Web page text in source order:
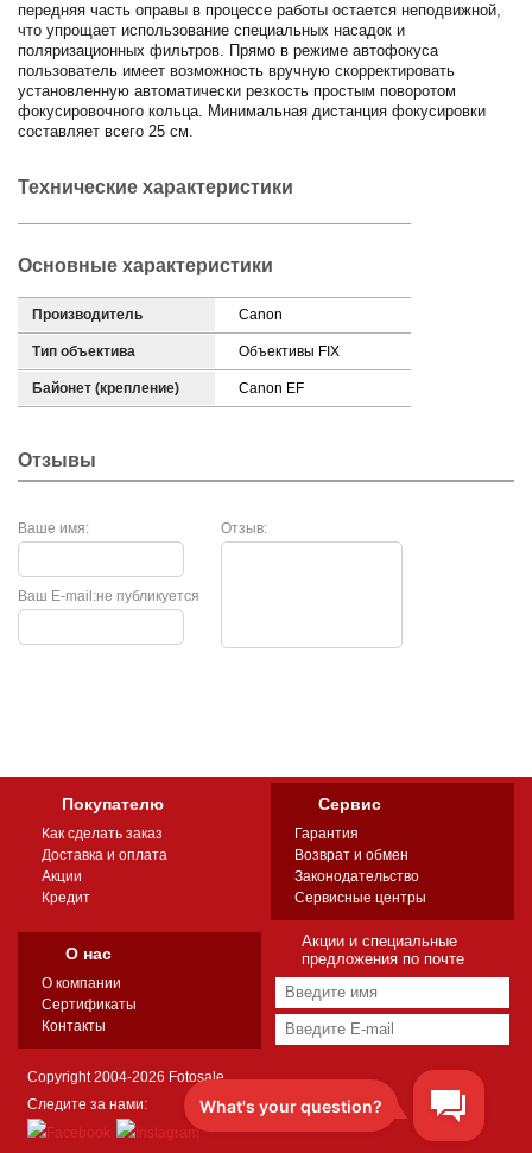
передняя часть оправы в процессе работы остается неподвижной,
что упрощает использование специальных насадок и
поляризационных фильтров. Прямо в режиме автофокуса
пользователь имеет возможность вручную скорректировать
установленную автоматически резкость простым поворотом
фокусировочного кольца. Минимальная дистанция фокусировки
составляет всего 25 см.
Технические характеристики
Основные характеристики
Производитель Canon
Тип объектива Объективы FIX
Байонет (крепление) Canon EF
Отзывы
Ваше имя: Отзыв:
не публикуется
Ваш E-mail:
Покупателю
Как сделать заказ
Доставка и оплата
Акции
Кредит
Сервис
Гарантия
Возврат и обмен
Законодательство
Сервисные центры
О нас
О компании
Сертификаты
Контакты
Акции и специальные
предложения по почте
Copyright 2004-2026 Fotosale
Следите за нами: